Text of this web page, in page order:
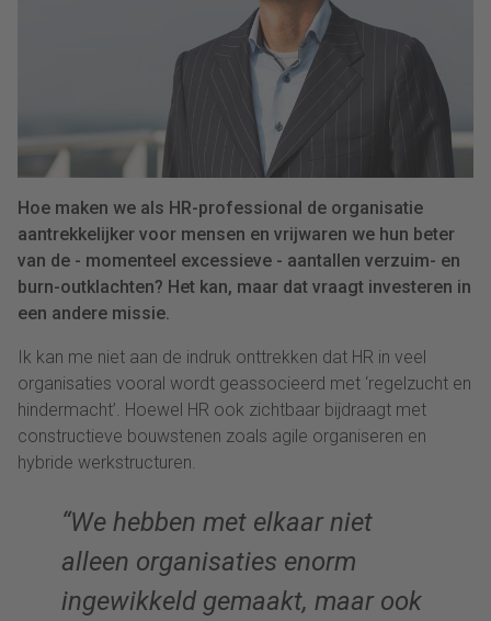
Hoe maken we als HR-professional de organisatie
aantrekkelijker voor mensen en vrijwaren we hun beter
van de - momenteel excessieve - aantallen verzuim- en
burn-outklachten? Het kan, maar dat vraagt investeren in
een andere missie.
Ik kan me niet aan de indruk onttrekken dat HR in veel
organisaties vooral wordt geassocieerd met ‘regelzucht en
hindermacht’. Hoewel HR ook zichtbaar bijdraagt met
constructieve bouwstenen zoals agile organiseren en
hybride werkstructuren.
“We hebben met elkaar niet
alleen organisaties enorm
ingewikkeld gemaakt, maar ook